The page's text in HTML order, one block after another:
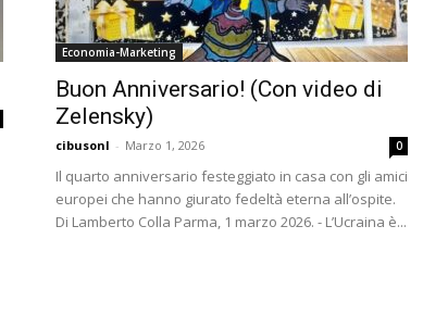
Economia-Marketing
Buon Anniversario! (Con video di
Zelensky)
cibusonl - Marzo 1, 2026 0
Il quarto anniversario festeggiato in casa con gli amici
europei che hanno giurato fedeltà eterna all’ospite.
Di Lamberto Colla Parma, 1 marzo 2026. - L’Ucraina è...